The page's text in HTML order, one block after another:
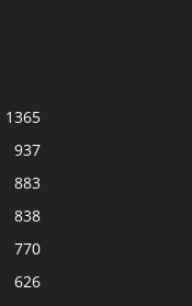
1365
937
883
838
770
626